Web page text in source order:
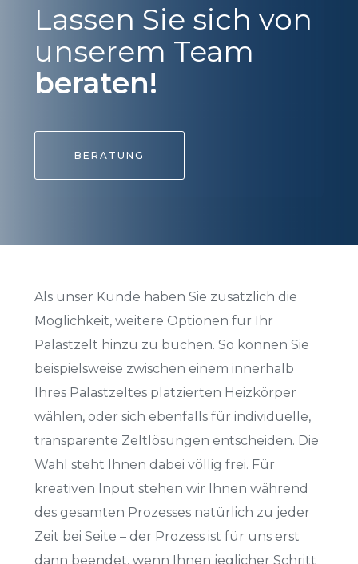
Lassen Sie sich von
unserem Team
beraten!
BERATUNG
Als unser Kunde haben Sie zusätzlich die
Möglichkeit, weitere Optionen für Ihr
Palastzelt hinzu zu buchen. So können Sie
beispielsweise zwischen einem innerhalb
Ihres Palastzeltes platzierten Heizkörper
wählen, oder sich ebenfalls für individuelle,
transparente Zeltlösungen entscheiden. Die
Wahl steht Ihnen dabei völlig frei. Für
kreativen Input stehen wir Ihnen während
des gesamten Prozesses natürlich zu jeder
Zeit bei Seite – der Prozess ist für uns erst
dann beendet, wenn Ihnen jeglicher Schritt